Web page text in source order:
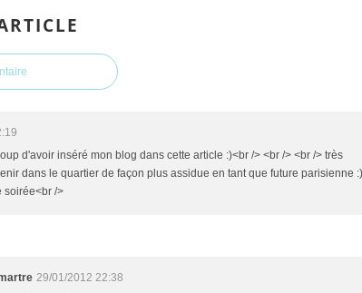
d'avoir inséré mon blog dans cette article :)<br /> <br /> <br /> très
dans le quartier de façon plus assidue en tant que future parisienne
soirée<br />
29/01/2012 22:38